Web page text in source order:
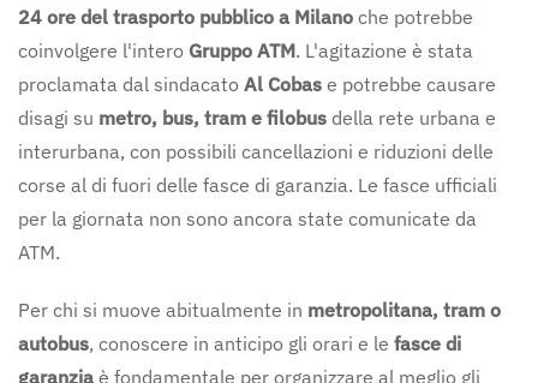
24 ore del trasporto pubblico a Milano che potrebbe
coinvolgere l'intero Gruppo ATM. L'agitazione è stata
proclamata dal sindacato Al Cobas e potrebbe causare
disagi su metro, bus, tram e filobus della rete urbana e
interurbana, con possibili cancellazioni e riduzioni delle
corse al di fuori delle fasce di garanzia. Le fasce ufficiali
per la giornata non sono ancora state comunicate da
ATM.
Per chi si muove abitualmente in metropolitana, tram o
autobus, conoscere in anticipo gli orari e le fasce di
garanzia è fondamentale per organizzare al meglio gli